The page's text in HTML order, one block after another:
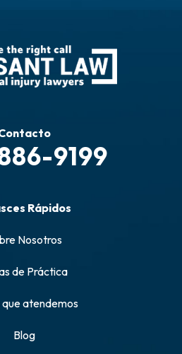
9199
Rápidos
Nosotros
de Práctica
atendemos
Blog